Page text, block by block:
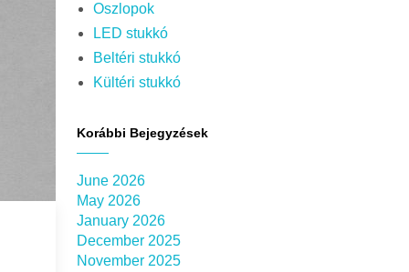
Oszlopok
LED stukkó
Beltéri stukkó
Kültéri stukkó
Korábbi Bejegyzések
June 2026
May 2026
January 2026
December 2025
November 2025